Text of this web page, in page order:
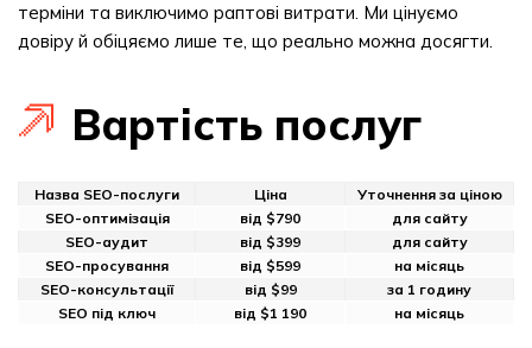
терміни та виключимо раптові витрати. Ми цінуємо
довіру й обіцяємо лише те, що реально можна досягти.
Вартість послуг
Назва SEO-послуги Ціна
Уточнення за ціною
SEO-оптимізація
від $790
для сайту
SEO-аудит
від $399
для сайту
SEO-просування
від $599
на місяць
SEO-консультації
від $99
за 1 годину
SEO під ключ
від $1 190 на місяць